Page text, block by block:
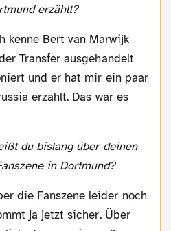
erzählt?
kenne Bert van Marwijk
Transfer ausgehandelt
und er hat mir ein paar
erzählt. Das war es
in Dortmund?
die Fanszene leider noch
ja jetzt sicher. Über